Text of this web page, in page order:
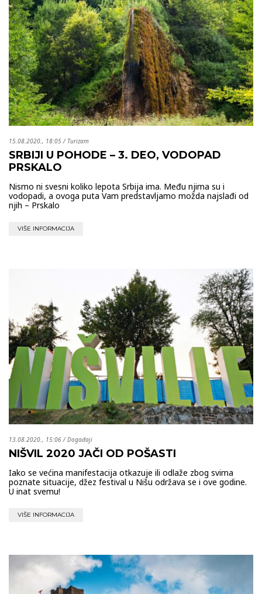
15.08.2020., 18:05 / Turizam
SRBIJI U POHODE – 3. DEO, VODOPAD
PRSKALO
Nismo ni svesni koliko lepota Srbija ima. Među njima su i
vodopadi, a ovoga puta Vam predstavljamo možda najslađi od
njih – Prskalo
VIŠE INFORMACIJA
13.08.2020., 15:06/Događaji
NIŠVIL 2020 JAČI OD POŠASTI
Iako se većina manifestacija otkazuje ili odlaže zbog svima
poznate situacije, džez festival u Nišu održava se i ove godine.
U inat svemu!
VIŠE INFORMACIJA